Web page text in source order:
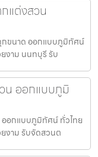
แต่งสวน
ขนาด ออกแบบภูมิทัศน์
งาม นนทบุรี รับ
น ออกแบบภูมิ
อกแบบภูมิทัศน์ ทั่วไทย
งาม รับจัดสวนต